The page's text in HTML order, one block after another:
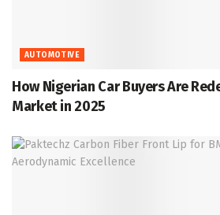
AUTOMOTIVE
How Nigerian Car Buyers Are
Market in 2025